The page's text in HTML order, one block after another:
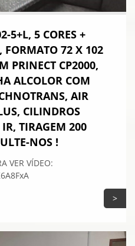
5+L, 5 CORES +
FORMATO 72 X 102
PRINECT CP2000,
ALCOLOR COM
AIR
CILINDROS
TIRAGEM 200
NOS !
VER VÍDEO:
>